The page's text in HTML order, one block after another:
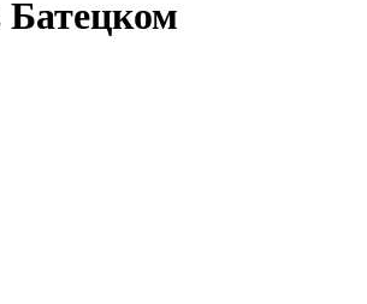
Батецком